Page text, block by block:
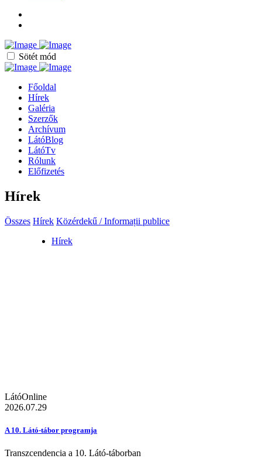
Sötét mód
Főoldal
Hírek
Galéria
Szerzők
Archívum
LátóBlog
LátóTv
Rólunk
Előfizetés
Hírek
Összes Hírek Közérdekű / Informații publice
Hírek
LátóOnline
2026.07.29
A 10. Látó-tábor programja
Transzcendencia a 10. Látó-táborban